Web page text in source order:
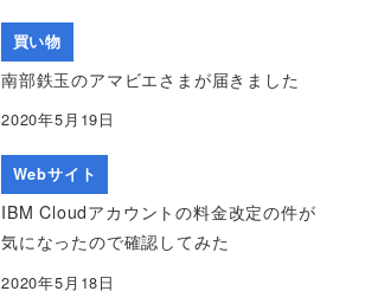
買い物
南部鉄玉のアマビエさまが届きました
2020年5月19日
Webサイト
IBM Cloudアカウントの料金改定の件が
気になったので確認してみた
2020年5月18日